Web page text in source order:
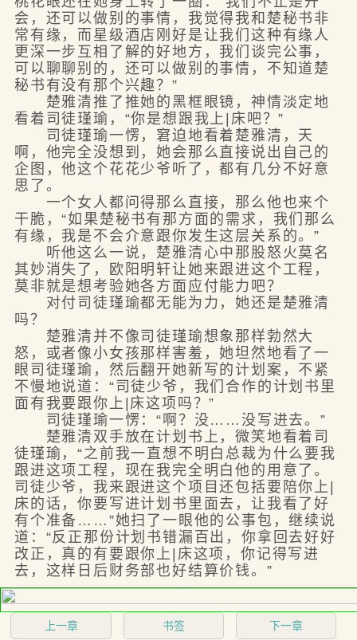
会，还可以做别的事情，我觉得我和楚秘书非
常有缘，而星级酒店刚好是让我们这种有缘人
更深一步互相了解的好地方，我们谈完公事，
可以聊聊别的，还可以做别的事情，不知道楚
秘书有没有那个兴趣？”
楚雅清推了推她的黑框眼镜，神情淡定地
看着司徒瑾瑜，“你是想跟我上|床吧？”
司徒瑾瑜一愣，窘迫地看着楚雅清，天
啊，他完全没想到，她会那么直接说出自己的
企图，他这个花花少爷听了，都有几分不好意
思了。
一个女人都问得那么直接，那么他也来个
干脆，“如果楚秘书有那方面的需求，我们那么
有缘，我是不会介意跟你发生这层关系的。”
听他这么一说，楚雅清心中那股怒火莫名
其妙消失了，欧阳明轩让她来跟进这个工程，
莫非就是想考验她各方面应付能力吧？
对付司徒瑾瑜都无能为力，她还是楚雅清
吗？
楚雅清并不像司徒瑾瑜想象那样勃然大
怒，或者像小女孩那样害羞，她坦然地看了一
眼司徒瑾瑜，然后翻开她新写的计划案，不紧
不慢地说道：“司徒少爷，我们合作的计划书里
面有我要跟你上|床这项吗？”
司徒瑾瑜一愣：“啊？没……没写进去。”
楚雅清双手放在计划书上，微笑地看着司
徒瑾瑜，“之前我一直想不明白总裁为什么要我
跟进这项工程，现在我完全明白他的用意了。
司徒少爷，我来跟进这个项目还包括要陪你上|
床的话，你要写进计划书里面去，让我看了好
有个准备……”她扫了一眼他的公事包，继续说
道：“反正那份计划书错漏百出，你拿回去好好
改正，真的有要跟你上|床这项，你记得写进
去，这样日后财务部也好结算价钱。”
上一章 书签 下一章